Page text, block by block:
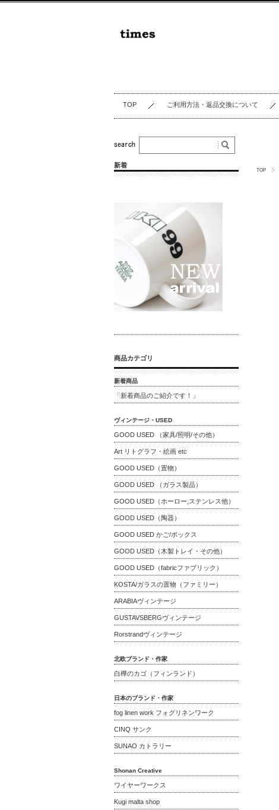
TOP ご利用方法・返品交換について
TOP
新着
商品カテゴリ
新着商品
「新着商品のご紹介です！」
ヴィンテージ・USED
GOOD USED （家具/照明/その他）
Art リトグラフ・絵画 etc
GOOD USED（置物）
GOOD USED （ガラス製品）
GOOD USED（ホーロー,ステンレス他）
GOOD USED（陶器）
GOOD USED かご/ボックス
GOOD USED（木製トレイ・その他）
GOOD USED（fabricファブリック）
KOSTA/ガラスの置物（ファミリー）
ARABIAヴィンテージ
GUSTAVSBERGヴィンテージ
Rorstrandヴィンテージ
北欧ブランド・作家
白樺のカゴ（フィンランド）
日本のブランド・作家
fog linen work フォグリネンワーク
CINQ サンク
SUNAO カトラリー
Shonan Creative
ワイヤーワークス
Kugi malta shop